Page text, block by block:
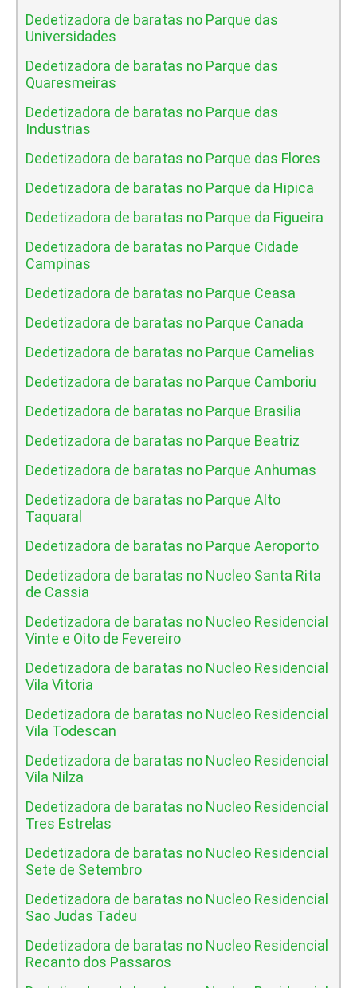
Dedetizadora de baratas no Parque das
Universidades
Dedetizadora de baratas no Parque das
Quaresmeiras
Dedetizadora de baratas no Parque das
Industrias
Dedetizadora de baratas no Parque das Flores
Dedetizadora de baratas no Parque da Hipica
Dedetizadora de baratas no Parque da Figueira
Dedetizadora de baratas no Parque Cidade
Campinas
Dedetizadora de baratas no Parque Ceasa
Dedetizadora de baratas no Parque Canada
Dedetizadora de baratas no Parque Camelias
Dedetizadora de baratas no Parque Camboriu
Dedetizadora de baratas no Parque Brasilia
Dedetizadora de baratas no Parque Beatriz
Dedetizadora de baratas no Parque Anhumas
Dedetizadora de baratas no Parque Alto
Taquaral
Dedetizadora de baratas no Parque Aeroporto
Dedetizadora de baratas no Nucleo Santa Rita
de Cassia
Dedetizadora de baratas no Nucleo Residencial
Vinte e Oito de Fevereiro
Dedetizadora de baratas no Nucleo Residencial
Vila Vitoria
Dedetizadora de baratas no Nucleo Residencial
Vila Todescan
Dedetizadora de baratas no Nucleo Residencial
Vila Nilza
Dedetizadora de baratas no Nucleo Residencial
Tres Estrelas
Dedetizadora de baratas no Nucleo Residencial
Sete de Setembro
Dedetizadora de baratas no Nucleo Residencial
Sao Judas Tadeu
Dedetizadora de baratas no Nucleo Residencial
Recanto dos Passaros